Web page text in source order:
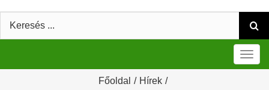
Keresés:
Főoldal / Hírek /